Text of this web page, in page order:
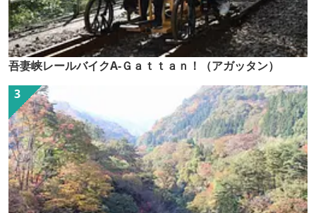
吾妻峡レールバイクA-Ｇａｔｔａｎ！（アガッタン）